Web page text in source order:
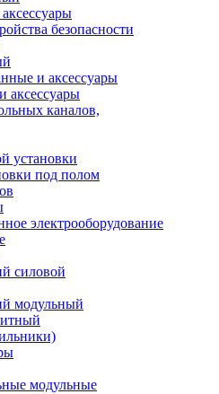
безопасности
и аксессуары
аксессуары
каналов,
установки
под полом
электрооборудование
силовой
модульный
модульные